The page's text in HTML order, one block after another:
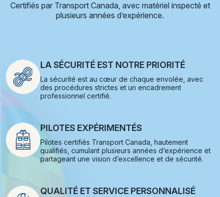
Certifiés par Transport Canada, avec matériel inspecté et
plusieurs années d’expérience.
LA SÉCURITÉ EST NOTRE PRIORITÉ
La sécurité est au cœur de chaque envolée, avec
des procédures strictes et un encadrement
professionnel certifié.
PILOTES EXPÉRIMENTÉS
Pilotes certifiés Transport Canada, hautement
qualifiés, cumulant plusieurs années d’expérience et
partageant une vision d’excellence et de sécurité.
QUALITÉ ET SERVICE PERSONNALISÉ